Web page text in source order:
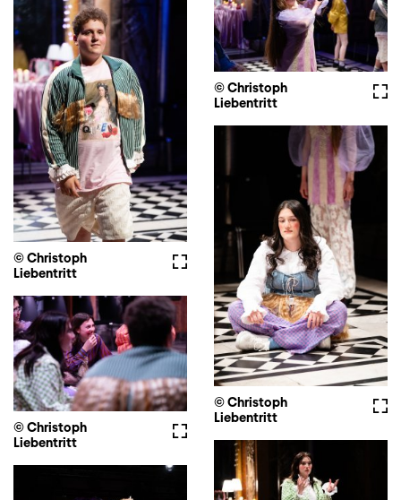
© Christoph
Liebentritt
Vollbild
© Christoph
Liebentritt
© Christoph
Liebentritt
Vollbild
© Christoph
Liebentritt